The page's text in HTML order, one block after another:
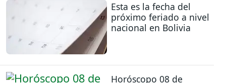
Esta es la fecha del
próximo feriado a nivel
nacional en Bolivia
Horóscopo 08 de